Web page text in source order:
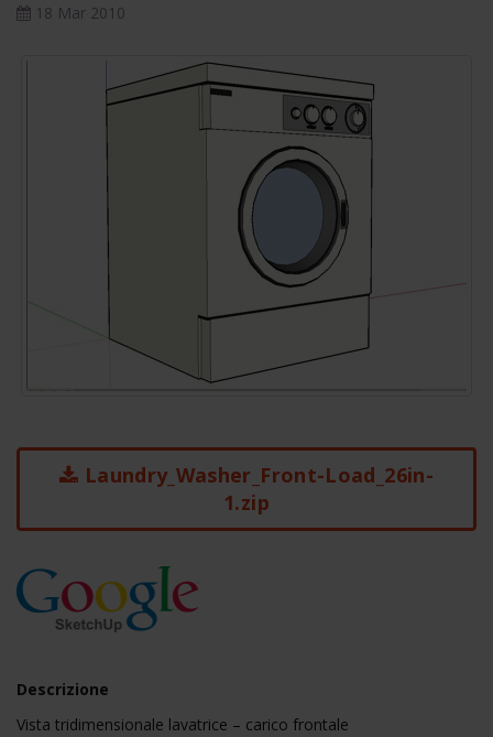
18 Mar 2010
Laundry_Washer_Front-Load_26in-
1.zip
Descrizione
Vista tridimensionale lavatrice – carico frontale